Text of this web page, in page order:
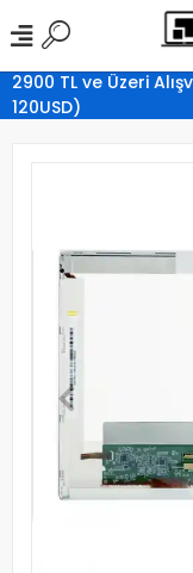
2900 TL ve Üzeri
120USD)